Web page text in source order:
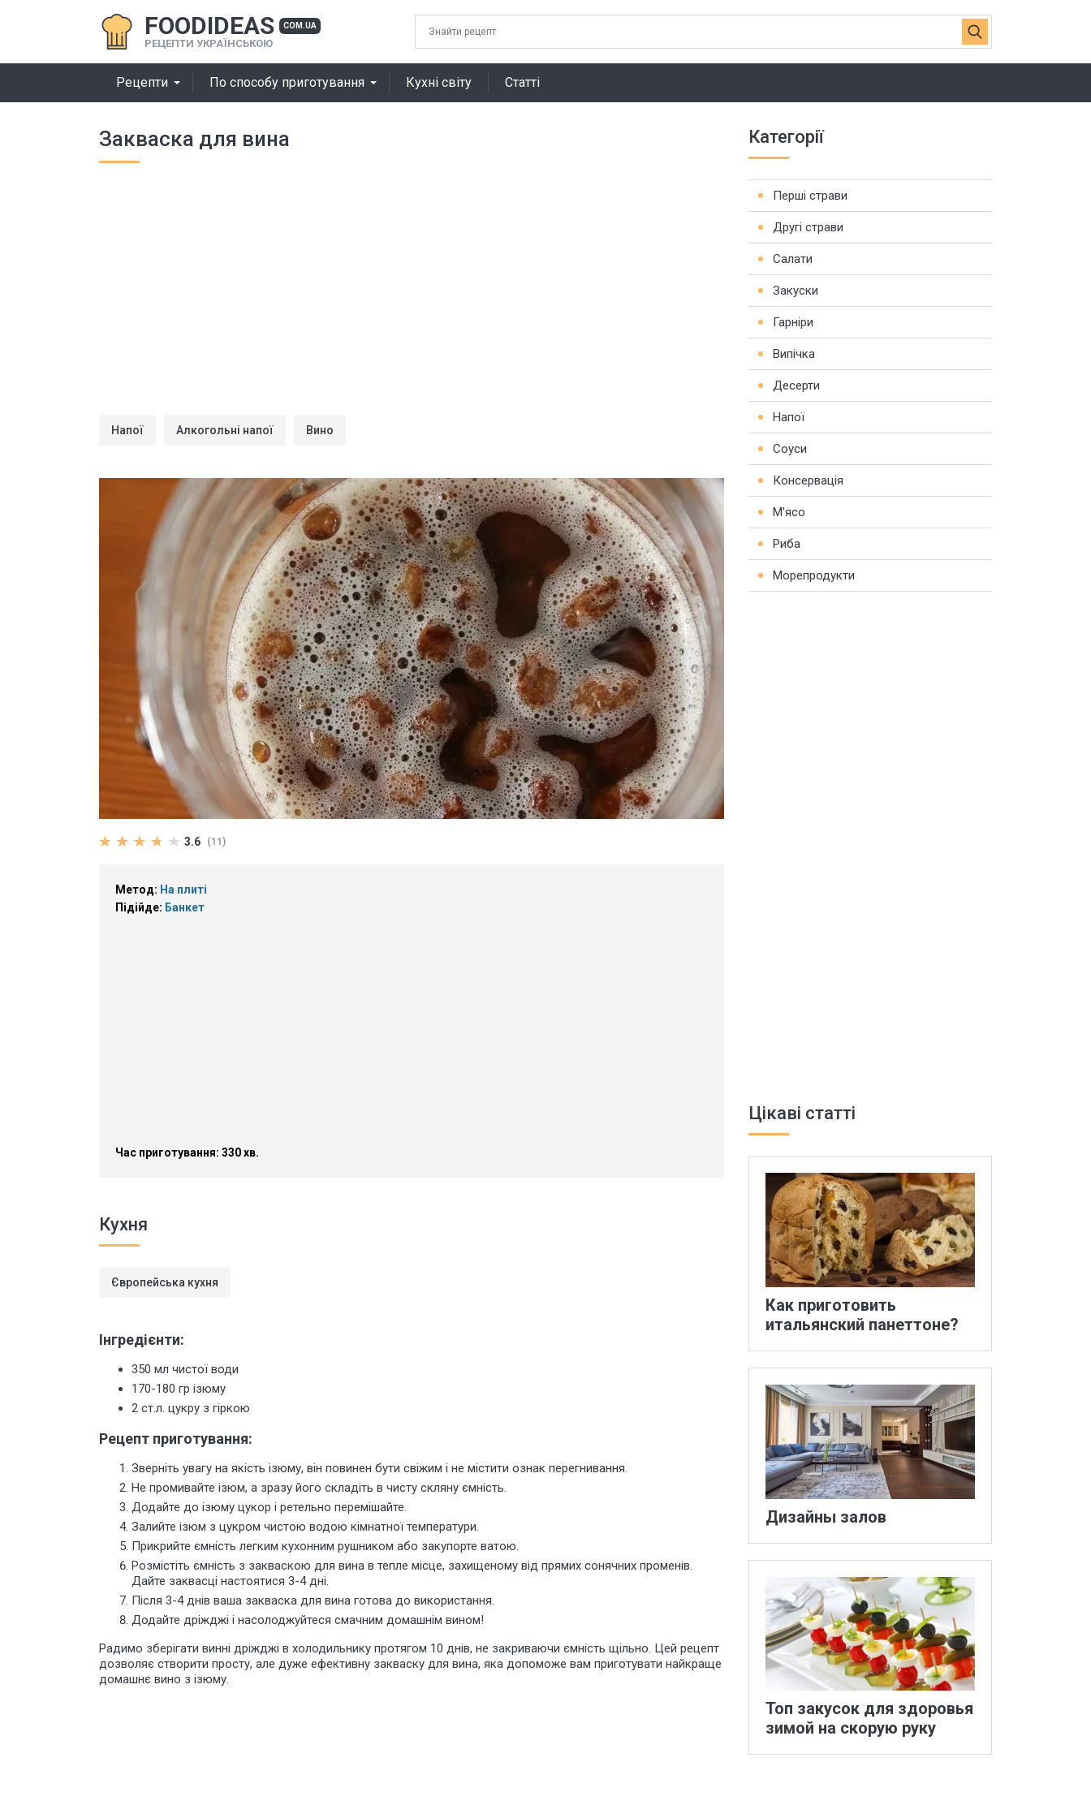
FOODIDEAS COM.UA
РЕЦЕПТИ УКРАЇНСЬКОЮ
Рецепти По способу приготування Кухні світу Статті
Закваска для вина
Напої Алкогольні напої Вино
3.6 (11)
Метод: На плиті
Підійде: Банкет
Час приготування: 330 хв.
Кухня
Європейська кухня
Інгредієнти:
350 мл чистої води
170-180 гр ізюму
2 ст.л. цукру з гіркою
Рецепт приготування:
Зверніть увагу на якість ізюму, він повинен бути свіжим і не містити ознак перегнивання.
Не промивайте ізюм, а зразу його складіть в чисту скляну ємність.
Додайте до ізюму цукор і ретельно перемішайте.
Залийте ізюм з цукром чистою водою кімнатної температури.
Прикрийте ємність легким кухонним рушником або закупорте ватою.
Розмістіть ємність з закваскою для вина в тепле місце, захищеному від прямих сонячних променів.
Дайте заквасці настоятися 3-4 дні.
Після 3-4 днів ваша закваска для вина готова до використання.
Додайте дріжджі і насолоджуйтеся смачним домашнім вином!
Радимо зберігати винні дріжджі в холодильнику протягом 10 днів, не закриваючи ємність щільно. Цей рецепт
дозволяє створити просту, але дуже ефективну закваску для вина, яка допоможе вам приготувати найкраще
домашнє вино з ізюму.
Категорії
Перші страви
Другі страви
Салати
Закуски
Гарніри
Випічка
Десерти
Напої
Соуси
Консервація
М'ясо
Риба
Морепродукти
Цікаві статті
Как приготовить
итальянский панеттоне?
Дизайны залов
Топ закусок для здоровья
зимой на скорую руку